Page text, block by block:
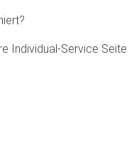
Individual-Service Seite